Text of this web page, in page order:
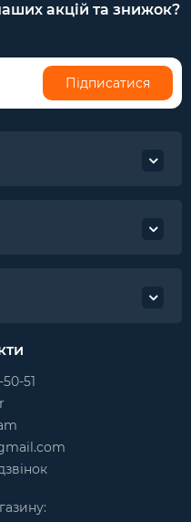
акцій та знижок?
Підписатися
51